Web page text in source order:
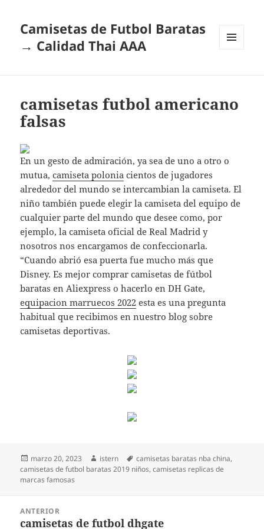
Camisetas de Futbol Baratas
→ Calidad Thai AAA
camisetas futbol americano
falsas
En un gesto de admiración, ya sea de uno a otro o
mutua,camiseta polonia cientos de jugadores
alrededor del mundo se intercambian la camiseta. El
niño también puede elegir la camiseta del equipo de
cualquier parte del mundo que desee como, por
ejemplo, la camiseta oficial de Real Madrid y
nosotros nos encargamos de confeccionarla.
“Cuando abrió esa puerta fue mucho más que
Disney. Es mejor comprar camisetas de fútbol
baratas en Aliexpress o hacerlo en DH Gate,
equipacion marruecos 2022 esta es una pregunta
habitual que recibimos en nuestro blog sobre
camisetas deportivas.
Publicado
el
marzo 20, 2023 Autor
istern Etiquetas
camisetas baratas nba china,
camisetas de futbol baratas 2019 niños,camisetas replicas de
marcas famosas
ANTERIOR
Entrada
camisetas de futbol dhgate